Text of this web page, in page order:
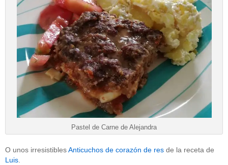
Pastel de Carne de Alejandra
O unos irresistiblesAnticuchos de corazón de res de la receta de
Luis.